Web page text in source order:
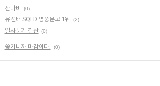
잔나비 (0)
유선배 SQLD 영풍문고 1위 (2)
일사분기 결산 (0)
쫓기니까 마감이다. (0)